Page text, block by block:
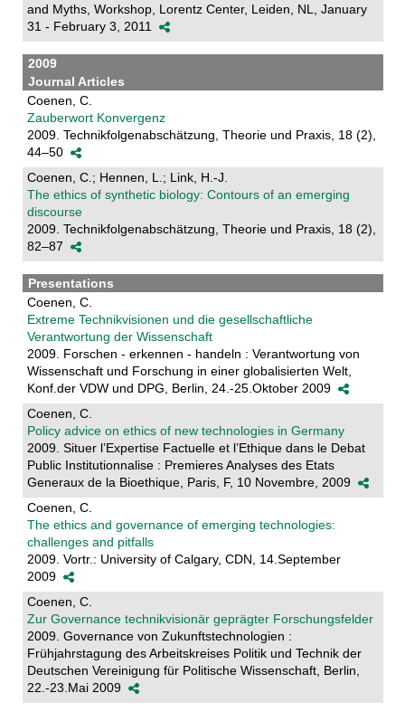
and Myths, Workshop, Lorentz Center, Leiden, NL, January
31 - February 3, 2011
2009
Journal Articles
Coenen, C.
Zauberwort Konvergenz
2009. Technikfolgenabschätzung, Theorie und Praxis, 18 (2),
44–50
Coenen, C.; Hennen, L.; Link, H.-J.
The ethics of synthetic biology: Contours of an emerging
discourse
2009. Technikfolgenabschätzung, Theorie und Praxis, 18 (2),
82–87
Presentations
Coenen, C.
Extreme Technikvisionen und die gesellschaftliche
Verantwortung der Wissenschaft
2009. Forschen - erkennen - handeln : Verantwortung von
Wissenschaft und Forschung in einer globalisierten Welt,
Konf.der VDW und DPG, Berlin, 24.-25.Oktober 2009
Coenen, C.
Policy advice on ethics of new technologies in Germany
2009. Situer l’Expertise Factuelle et l’Ethique dans le Debat
Public Institutionnalise : Premieres Analyses des Etats
Generaux de la Bioethique, Paris, F, 10 Novembre, 2009
Coenen, C.
The ethics and governance of emerging technologies:
challenges and pitfalls
2009. Vortr.: University of Calgary, CDN, 14.September
2009
Coenen, C.
Zur Governance technikvisionär geprägter Forschungsfelder
2009. Governance von Zukunftstechnologien :
Frühjahrstagung des Arbeitskreises Politik und Technik der
Deutschen Vereinigung für Politische Wissenschaft, Berlin,
22.-23.Mai 2009